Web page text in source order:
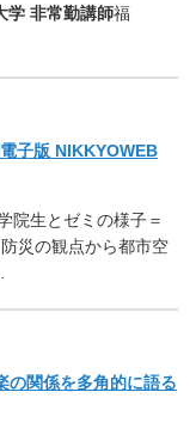
学 非常勤講師福
子版 NIKKYOWEB
院生とゼミの様子＝
災の観点から都市空
の関係を多角的に語る